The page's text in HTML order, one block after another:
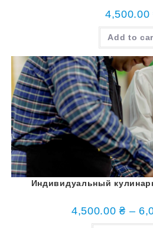
4,500.00
Add to
Индивидуальный
4,500.00₴ –